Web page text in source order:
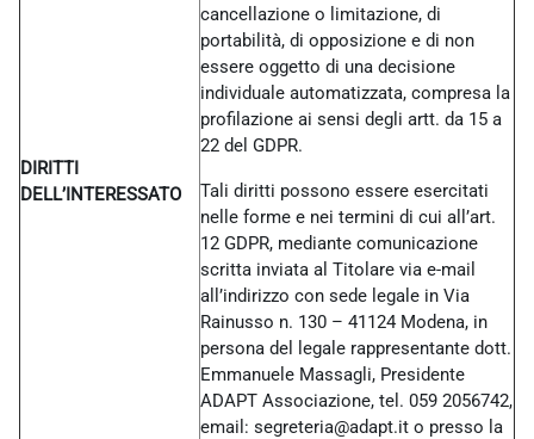
DIRITTI
DELL’INTERESSATO
cancellazione o limitazione, di
portabilità, di opposizione e di non
essere oggetto di una decisione
individuale automatizzata, compresa la
profilazione ai sensi degli artt. da 15 a
22 del GDPR.
Tali diritti possono essere esercitati
nelle forme e nei termini di cui all’art.
12 GDPR, mediante comunicazione
scritta inviata al Titolare via e-mail
all’indirizzo con sede legale in Via
Rainusso n. 130 – 41124 Modena, in
persona del legale rappresentante dott.
Emmanuele Massagli, Presidente
ADAPT Associazione, tel. 059 2056742,
email: segreteria@adapt.it o presso la